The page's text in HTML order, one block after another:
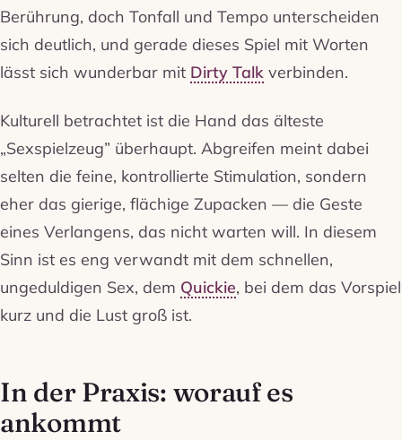
Berührung, doch Tonfall und Tempo unterscheiden
sich deutlich, und gerade dieses Spiel mit Worten
lässt sich wunderbar mit Dirty Talk verbinden.
Kulturell betrachtet ist die Hand das älteste
„Sexspielzeug” überhaupt. Abgreifen meint dabei
selten die feine, kontrollierte Stimulation, sondern
eher das gierige, flächige Zupacken — die Geste
eines Verlangens, das nicht warten will. In diesem
Sinn ist es eng verwandt mit dem schnellen,
ungeduldigen Sex, dem Quickie, bei dem das Vorspiel
kurz und die Lust groß ist.
In der Praxis: worauf es
ankommt